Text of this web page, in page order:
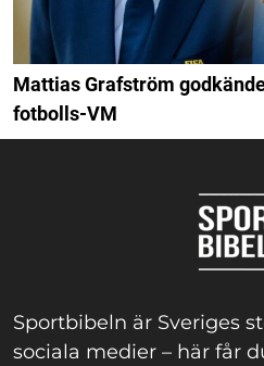
Mattias Grafström
fotbolls-VM
Sportbibeln är Sveriges
sociala medier – här får